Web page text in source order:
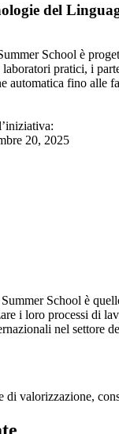
del
School è
pratici, i
automatica fino alle
20, 2025
School è
i loro processi di
nel settore
valorizzazione,